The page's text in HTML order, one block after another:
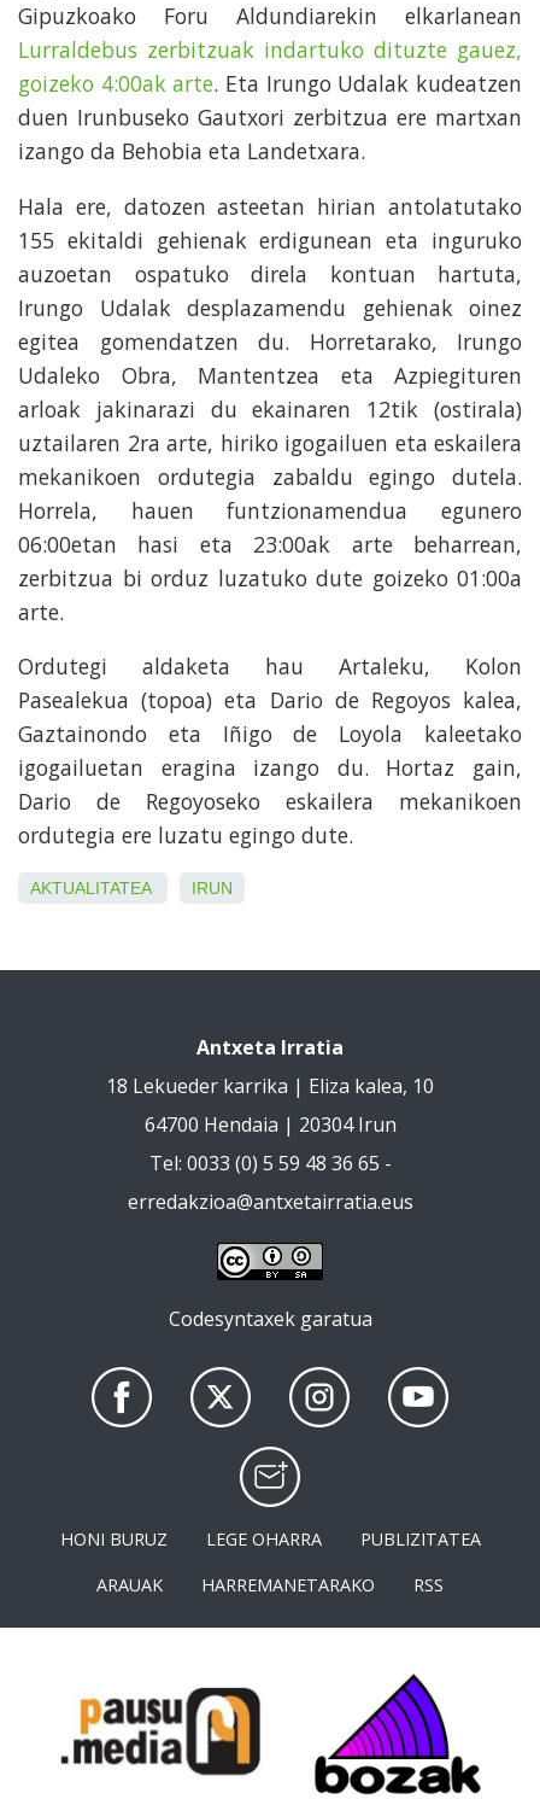
Gipuzkoako Foru Aldundiarekin elkarlanean
Lurraldebus zerbitzuak indartuko dituzte gauez,
goizeko 4:00ak arte. Eta Irungo Udalak kudeatzen
duen Irunbuseko Gautxori zerbitzua ere martxan
izango da Behobia eta Landetxara.
Hala ere, datozen asteetan hirian antolatutako
155 ekitaldi gehienak erdigunean eta inguruko
auzoetan ospatuko direla kontuan hartuta,
Irungo Udalak desplazamendu gehienak oinez
egitea gomendatzen du. Horretarako, Irungo
Udaleko Obra, Mantentzea eta Azpiegituren
arloak jakinarazi du ekainaren 12tik (ostirala)
uztailaren 2ra arte, hiriko igogailuen eta eskailera
mekanikoen ordutegia zabaldu egingo dutela.
Horrela, hauen funtzionamendua egunero
06:00etan hasi eta 23:00ak arte beharrean,
zerbitzua bi orduz luzatuko dute goizeko 01:00a
arte.
Ordutegi aldaketa hau Artaleku, Kolon
Pasealekua (topoa) eta Dario de Regoyos kalea,
Gaztainondo eta Iñigo de Loyola kaleetako
igogailuetan eragina izango du. Hortaz gain,
Dario de Regoyoseko eskailera mekanikoen
ordutegia ere luzatu egingo dute.
AKTUALITATEA IRUN
Antxeta Irratia
18 Lekueder karrika | Eliza kalea, 10
64700 Hendaia | 20304 Irun
Tel: 0033 (0) 5 59 48 36 65 -
erredakzioa@antxetairratia.eus
Codesyntaxek garatua
HONI BURUZ LEGE OHARRA
PUBLIZITATEA
ARAUAK
HARREMANETARAKO RSS